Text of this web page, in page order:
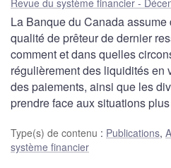
La Banque du Canada
qualité de prêteur de dernier
comment et dans quelles
régulièrement des liquidités en
des paiements, ainsi que les
prendre face aux situations
Type(s) de contenu : Publications,
système financier